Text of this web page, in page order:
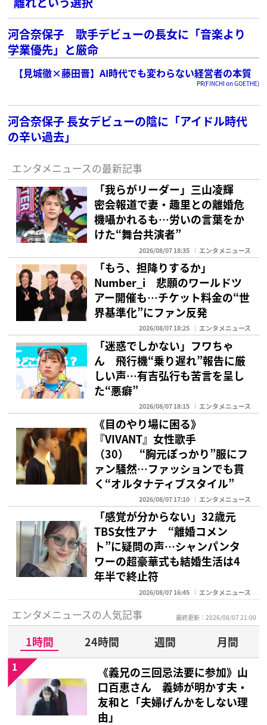
河合奈保子 歌手デビューの長女に「音楽より
学業優先」と厳命
【見城徹×藤田晋】AI時代でも変わらない経営者の本質
PR(FINCHI on GOETHE)
河合奈保子 長女デビューの陰に「アイドル時代
の辛い過去」
エンタメニュースの最新記事
「我らがリーダー」三山凌輝
密会報道で妻・趣里との離婚危
機囁かれるも…労いの言葉をか
けた“舞台共演者”
2026/08/07 18:35 エンタメニュース
「もう、担降りするか」
Number_i 悲願のワールドツ
アー開催も…チケット料金の“世
界基準化”にファン反発
2026/08/07 18:25 エンタメニュース
「迷惑でしかない」フワちゃ
ん 飛行機“乗り遅れ”報告に厳
しい声…有吉弘行も苦言を呈し
た“悪癖”
2026/08/07 18:15 エンタメニュース
《目のやり場に困る》
『VIVANT』女性歌手
（30） “胸元ぽっかり”服にフ
ァン騒然…ファッションでも貫
く“オルタナティブスタイル”
2026/08/07 17:10 エンタメニュース
「感覚が分からない」32歳元
TBS女性アナ “離婚コメン
ト”に疑問の声…シャンパンタ
ワーの超豪華式も結婚生活は4
年半で終止符
2026/08/07 16:45 エンタメニュース
エンタメニュースの人気記事 最終更新：2026/08/07 21:00
1時間 24時間 週間
月間
《義兄の三回忌法要に参加》山
口百恵さん 義姉が明かす夫・
友和と「夫婦げんかをしない理
由」
1